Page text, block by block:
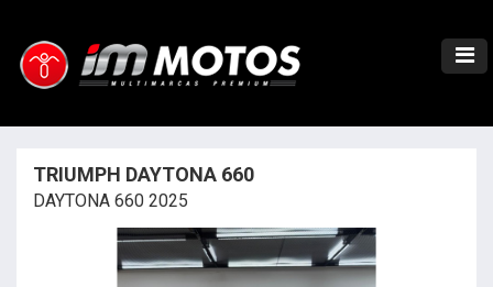
TRIUMPH DAYTONA 660
DAYTONA 660 2025